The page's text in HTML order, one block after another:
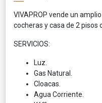
VIVAPROP vende un
cocheras y casa de 2 pisos
SERVICIOS:
Luz.
Gas Natural.
Cloacas.
Agua Corriente.